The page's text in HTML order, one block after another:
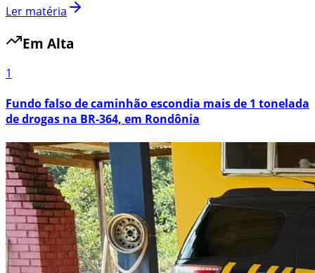
Ler matéria
Em Alta
1
Fundo falso de caminhão escondia mais de 1 tonelada
de drogas na BR-364, em Rondônia